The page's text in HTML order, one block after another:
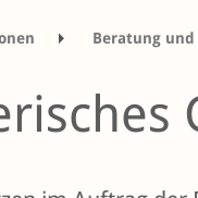
Beratung und